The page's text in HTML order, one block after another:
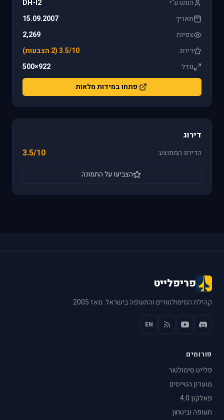
הוגש ע"י
DH-I2
תאריך
15.09.2007
צפיות
2,269
דירוג
3.5/10 (2 הצבעות)
גודל
922×500
פתחו במידות מלאות
דירוג
הדירוג הממוצע: 3.5/10
הצביעו על התמונה
פריפלייט
קהילת הסימולטורים והתעופה בישראל. מאז 2005.
EN
פורומים
פלייט סימולטור
מועדון הטייסים
פאלקון 4.0
תעופה וביטחון